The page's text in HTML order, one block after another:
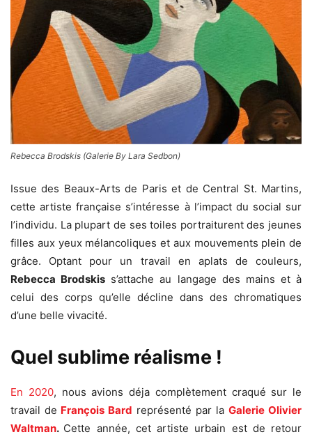
Rebecca Brodskis (Galerie By Lara Sedbon)
Issue des Beaux-Arts de Paris et de Central St. Martins,
cette artiste française s’intéresse à l’impact du social sur
l’individu. La plupart de ses toiles portraiturent des jeunes
filles aux yeux mélancoliques et aux mouvements plein de
grâce. Optant pour un travail en aplats de couleurs,
Rebecca Brodskis s’attache au langage des mains et à
celui des corps qu’elle décline dans des chromatiques
d’une belle vivacité.
Quel sublime réalisme !
En 2020, nous avions déja complètement craqué sur le
travail de François Bard représenté par la Galerie Olivier
Waltman. Cette année, cet artiste urbain estde retour